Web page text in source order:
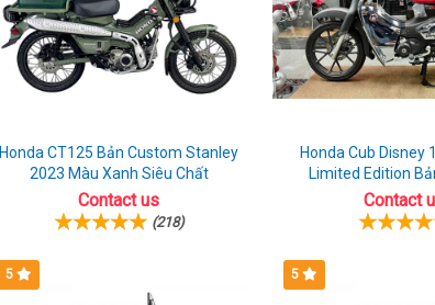
Honda CT125 Bản Custom Stanley
2023 Màu Xanh Siêu Chất
Contact us
(218)
Honda Cub Disney
Limited Edition
Contact
5 5